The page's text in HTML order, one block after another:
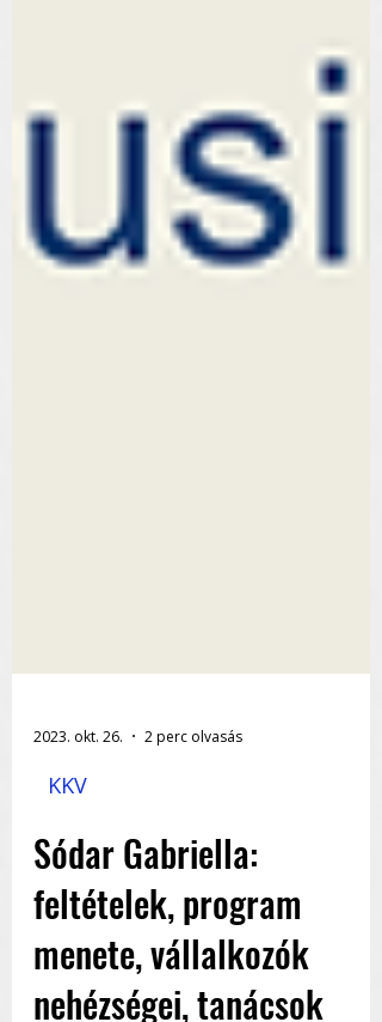
2023. okt. 26.
KKV
Sódar Gabriella:
feltételek, program
menete, vállalkozók